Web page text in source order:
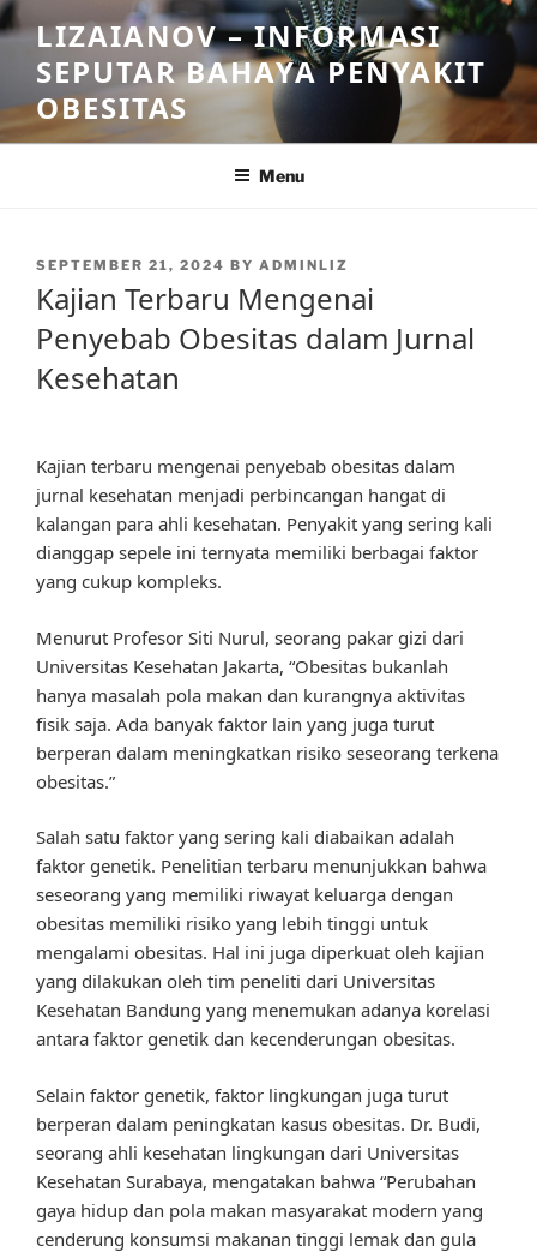
Skip
to
content
LIZAIANOV – INFORMASI
SEPUTAR BAHAYA PENYAKIT
OBESITAS
Menu
POSTED
SEPTEMBER 21, 2024 BY ADMINLIZ
Kajian Terbaru Mengenai
Penyebab Obesitas dalam Jurnal
Kesehatan
Kajian terbaru mengenai penyebab obesitas dalam
jurnal kesehatan menjadi perbincangan hangat di
kalangan para ahli kesehatan. Penyakit yang sering kali
dianggap sepele ini ternyata memiliki berbagai faktor
yang cukup kompleks.
Menurut Profesor Siti Nurul, seorang pakar gizi dari
Universitas Kesehatan Jakarta, “Obesitas bukanlah
hanya masalah pola makan dan kurangnya aktivitas
fisik saja. Ada banyak faktor lain yang juga turut
berperan dalam meningkatkan risiko seseorang terkena
obesitas.”
Salah satu faktor yang sering kali diabaikan adalah
faktor genetik. Penelitian terbaru menunjukkan bahwa
seseorang yang memiliki riwayat keluarga dengan
obesitas memiliki risiko yang lebih tinggi untuk
mengalami obesitas. Hal ini juga diperkuat oleh kajian
yang dilakukan oleh tim peneliti dari Universitas
Kesehatan Bandung yang menemukan adanya korelasi
antara faktor genetik dan kecenderungan obesitas.
Selain faktor genetik, faktor lingkungan juga turut
berperan dalam peningkatan kasus obesitas. Dr. Budi,
seorang ahli kesehatan lingkungan dari Universitas
Kesehatan Surabaya, mengatakan bahwa “Perubahan
gaya hidup dan pola makan masyarakat modern yang
cenderung konsumsi makanan tinggi lemak dan gula